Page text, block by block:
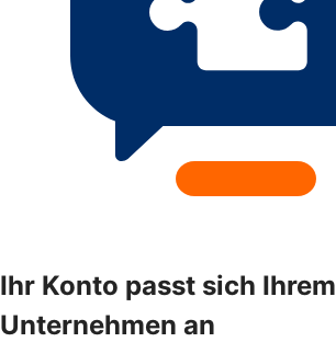
Ihr Konto passt sich Ihrem
Unternehmen an